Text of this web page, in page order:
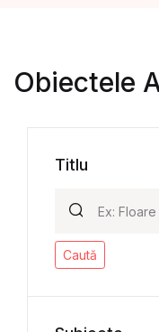
Obiectele
Titlu
Caută